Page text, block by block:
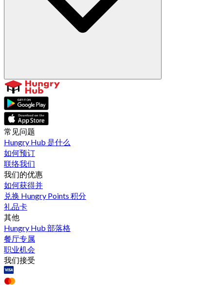
常见问题
Hungry Hub 是什么
如何预订
联络我们
我们的优惠
如何获得并
兑换 Hungry Points 积分
礼品卡
其他
Hungry Hub 部落格
餐厅专属
职业机会
我们接受